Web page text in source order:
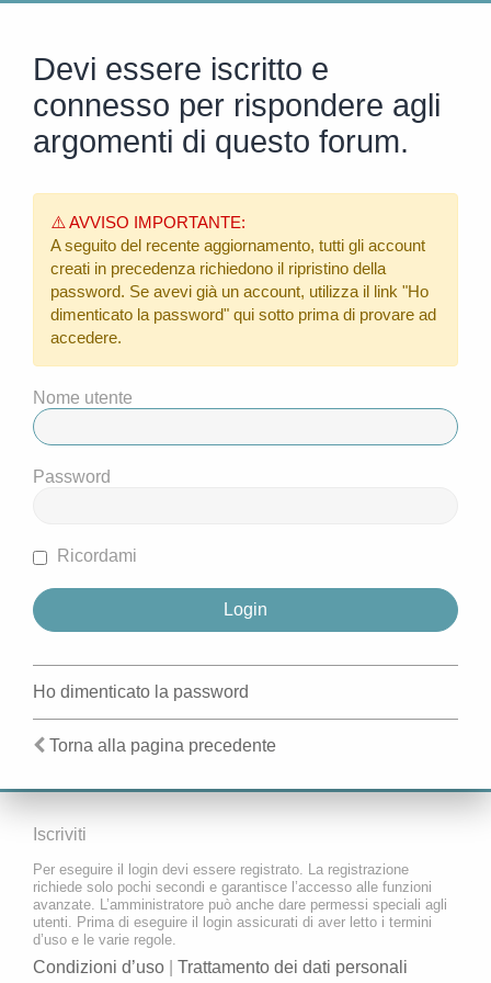
Devi essere iscritto e
connesso per rispondere agli
argomenti di questo forum.
⚠️ AVVISO IMPORTANTE:
A seguito del recente aggiornamento, tutti gli account
creati in precedenza richiedono il ripristino della
password. Se avevi già un account, utilizza il link "Ho
dimenticato la password" qui sotto prima di provare ad
accedere.
Nome utente
Password
Ricordami
Ho dimenticato la password
Torna alla pagina precedente
Iscriviti
Per eseguire il login devi essere registrato. La registrazione
richiede solo pochi secondi e garantisce l’accesso alle funzioni
avanzate. L’amministratore può anche dare permessi speciali agli
utenti. Prima di eseguire il login assicurati di aver letto i termini
d’uso e le varie regole.
Condizioni d’uso Trattamento dei dati personali